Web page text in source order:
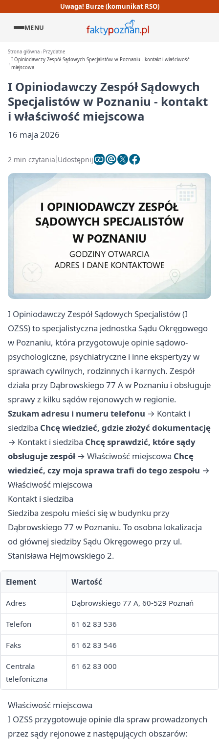
Uwaga! Burze (komunikat RSO)
MENU
Strona główna
Przydatne
I Opiniodawczy Zespół Sądowych Specjalistów w Poznaniu - kontakt i właściwość
miejscowa
I Opiniodawczy Zespół Sądowych
Specjalistów w Poznaniu - kontakt
i właściwość miejscowa
16 maja 2026
2 min czytania Udostępnij
I Opiniodawczy Zespół Sądowych Specjalistów (I
OZSS) to specjalistyczna jednostka Sądu Okręgowego
w Poznaniu, która przygotowuje opinie sądowo-
psychologiczne, psychiatryczne i inne ekspertyzy w
sprawach cywilnych, rodzinnych i karnych. Zespół
działa przy Dąbrowskiego 77 A w Poznaniu i obsługuje
sprawy z kilku sądów rejonowych w regionie.
Szukam adresu i numeru telefonu → Kontakt i
siedziba Chcę wiedzieć, gdzie złożyć dokumentację
→ Kontakt i siedziba Chcę sprawdzić, które sądy
obsługuje zespół → Właściwość miejscowa Chcę
wiedzieć, czy moja sprawa trafi do tego zespołu →
Właściwość miejscowa
Kontakt i siedziba
Siedziba zespołu mieści się w budynku przy
Dąbrowskiego 77 w Poznaniu. To osobna lokalizacja
od głównej siedziby Sądu Okręgowego przy ul.
Stanisława Hejmowskiego 2.
Element Wartość
Adres Dąbrowskiego 77 A, 60-529 Poznań
Telefon 61 62 83 536
Faks 61 62 83 546
Centrala
telefoniczna
61 62 83 000
Właściwość miejscowa
I OZSS przygotowuje opinie dla spraw prowadzonych
przez sądy rejonowe z następujących obszarów: